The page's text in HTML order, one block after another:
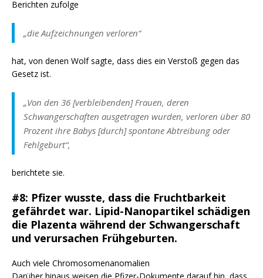
Berichten zufolge
„die Aufzeichnungen verloren“
hat, von denen Wolf sagte, dass dies ein Verstoß gegen das
Gesetz ist.
„Von den 36 [verbleibenden] Frauen, deren
Schwangerschaften ausgetragen wurden, verloren über 80
Prozent ihre Babys [durch] spontane Abtreibung oder
Fehlgeburt“,
berichtete sie.
#8: Pfizer wusste, dass die Fruchtbarkeit
gefährdet war. Lipid-Nanopartikel schädigen
die Plazenta während der Schwangerschaft
und verursachen Frühgeburten.
Auch viele Chromosomenanomalien